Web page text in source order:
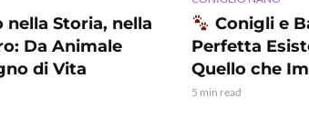
nella Storia, nella
Da Animale
di Vita
Conigli e
Perfetta
Quello che
5 min read